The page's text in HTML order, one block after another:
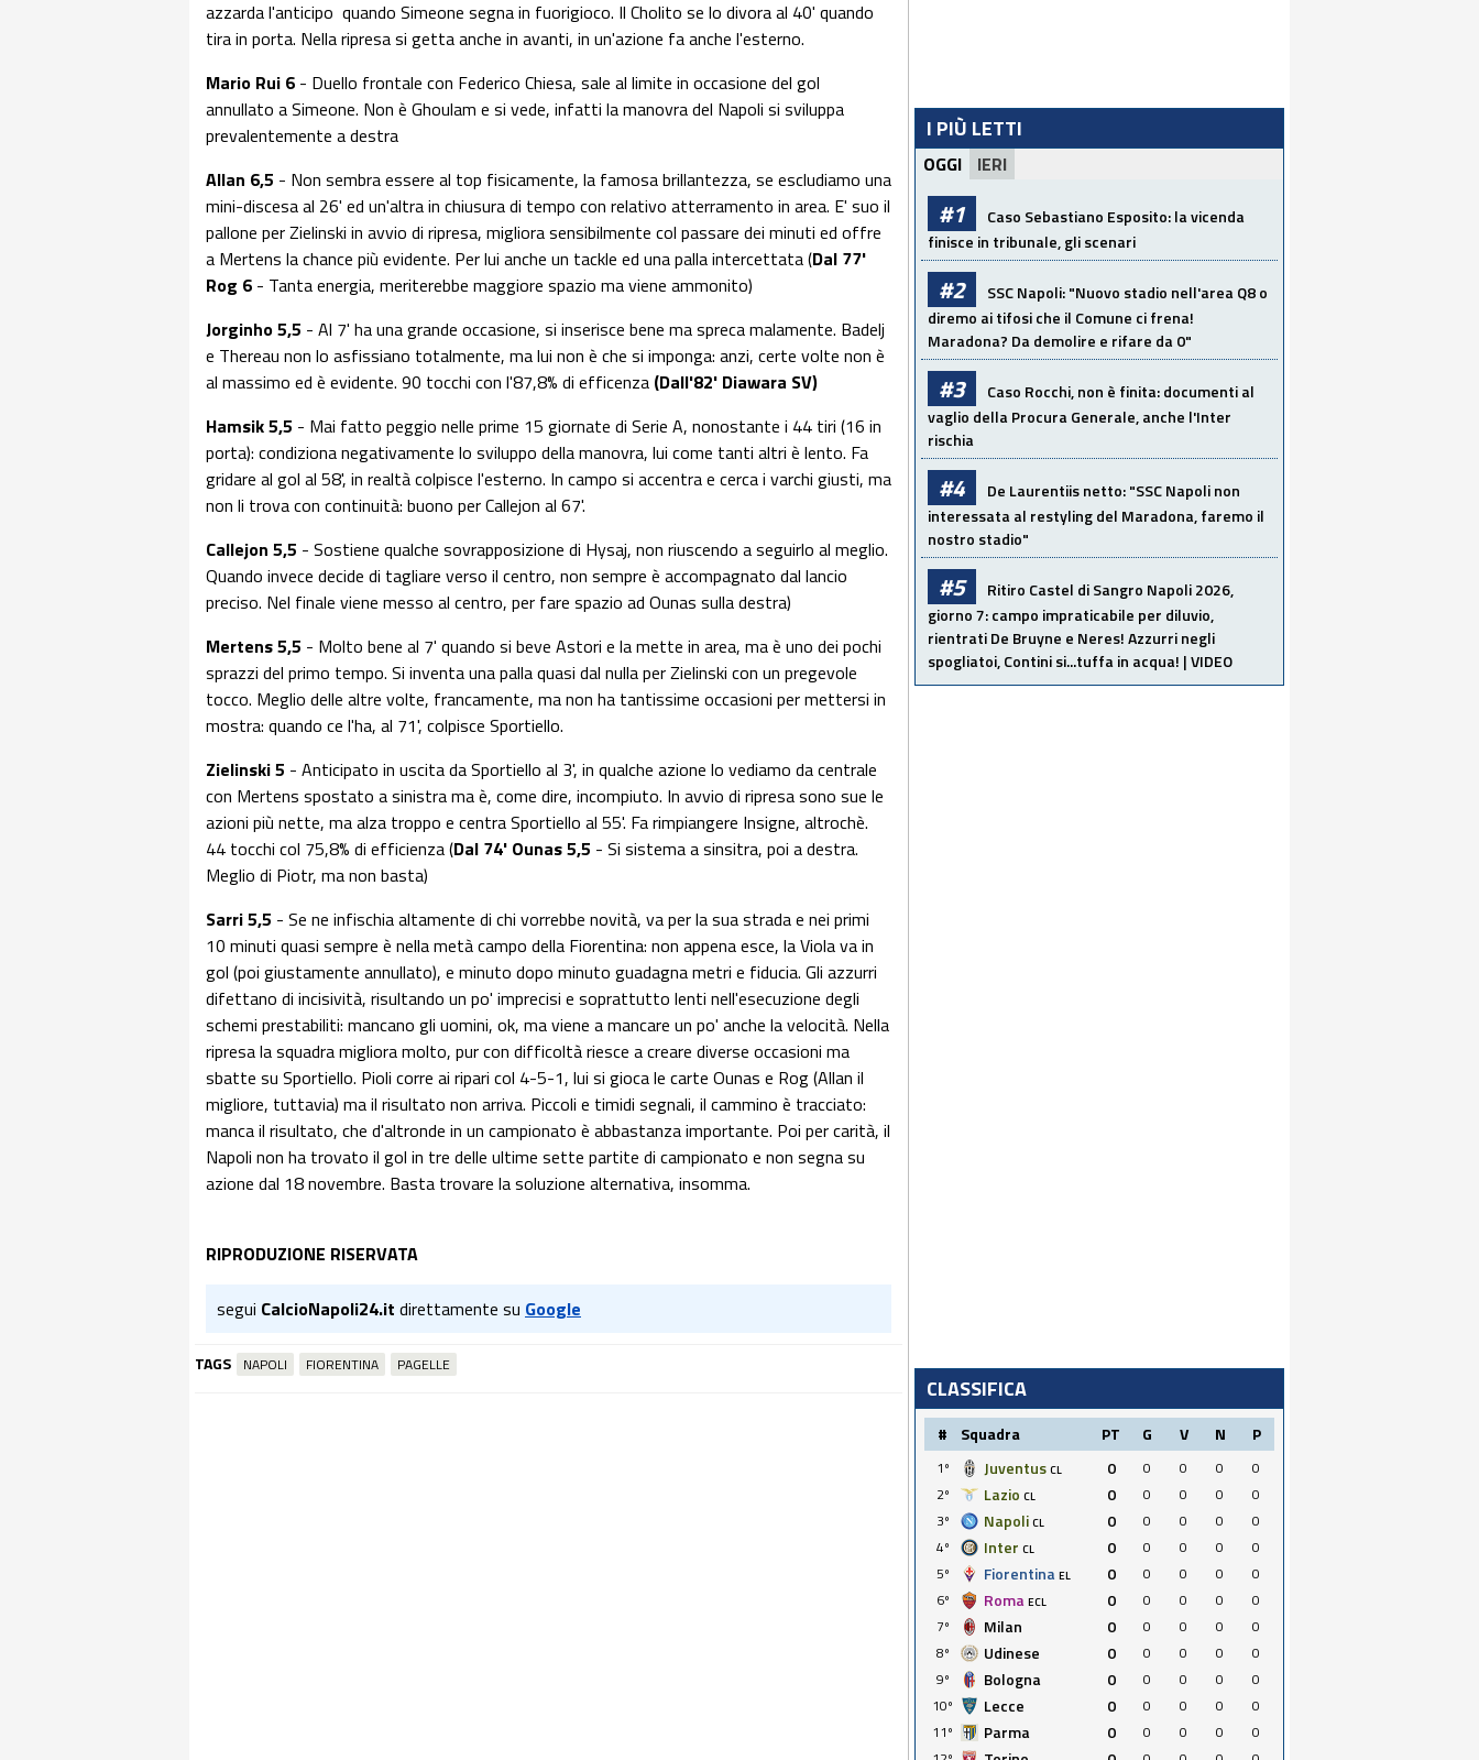
azzarda l'anticipo quando Simeone segna in fuorigioco. Il Cholito se lo divora al 40' quando
tira in porta. Nella ripresa si getta anche in avanti, in un'azione fa anche l'esterno.
Mario Rui 6 - Duello frontale con Federico Chiesa, sale al limite in occasione del gol
annullato a Simeone. Non è Ghoulam e si vede, infatti la manovra del Napoli si sviluppa
prevalentemente a destra
Allan 6,5 - Non sembra essere al top fisicamente, la famosa brillantezza, se escludiamo una
mini-discesa al 26' ed un'altra in chiusura di tempo con relativo atterramento in area. E' suo il
pallone per Zielinski in avvio di ripresa, migliora sensibilmente col passare dei minuti ed offre
a Mertens la chance più evidente. Per lui anche un tackle ed una palla intercettata (Dal 77'
Rog 6 - Tanta energia, meriterebbe maggiore spazio ma viene ammonito)
Jorginho 5,5 - Al 7' ha una grande occasione, si inserisce bene ma spreca malamente. Badelj
e Thereau non lo asfissiano totalmente, ma lui non è che si imponga: anzi, certe volte non è
al massimo ed è evidente. 90 tocchi con l'87,8% di efficenza (Dall'82' Diawara SV)
Hamsik 5,5 - Mai fatto peggio nelle prime 15 giornate di Serie A, nonostante i 44 tiri (16 in
porta): condiziona negativamente lo sviluppo della manovra, lui come tanti altri è lento. Fa
gridare al gol al 58', in realtà colpisce l'esterno. In campo si accentra e cerca i varchi giusti, ma
non li trova con continuità: buono per Callejon al 67'.
Callejon 5,5 - Sostiene qualche sovrapposizione di Hysaj, non riuscendo a seguirlo al meglio.
Quando invece decide di tagliare verso il centro, non sempre è accompagnato dal lancio
preciso. Nel finale viene messo al centro, per fare spazio ad Ounas sulla destra)
Mertens 5,5 - Molto bene al 7' quando si beve Astori e la mette in area, ma è uno dei pochi
sprazzi del primo tempo. Si inventa una palla quasi dal nulla per Zielinski con un pregevole
tocco. Meglio delle altre volte, francamente, ma non ha tantissime occasioni per mettersi in
mostra: quando ce l'ha, al 71', colpisce Sportiello.
Zielinski 5 - Anticipato in uscita da Sportiello al 3', in qualche azione lo vediamo da centrale
con Mertens spostato a sinistra ma è, come dire, incompiuto. In avvio di ripresa sono sue le
azioni più nette, ma alza troppo e centra Sportiello al 55'. Fa rimpiangere Insigne, altrochè.
44 tocchi col 75,8% di efficienza (Dal 74' Ounas 5,5 - Si sistema a sinsitra, poi a destra.
Meglio di Piotr, ma non basta)
Sarri 5,5 - Se ne infischia altamente di chi vorrebbe novità, va per la sua strada e nei primi
10 minuti quasi sempre è nella metà campo della Fiorentina: non appena esce, la Viola va in
gol (poi giustamente annullato), e minuto dopo minuto guadagna metri e fiducia. Gli azzurri
difettano di incisività, risultando un po' imprecisi e soprattutto lenti nell'esecuzione degli
schemi prestabiliti: mancano gli uomini, ok, ma viene a mancare un po' anche la velocità. Nella
ripresa la squadra migliora molto, pur con difficoltà riesce a creare diverse occasioni ma
sbatte su Sportiello. Pioli corre ai ripari col 4-5-1, lui si gioca le carte Ounas e Rog (Allan il
migliore, tuttavia) ma il risultato non arriva. Piccoli e timidi segnali, il cammino è tracciato:
manca il risultato, che d'altronde in un campionato è abbastanza importante. Poi per carità, il
Napoli non ha trovato il gol in tre delle ultime sette partite di campionato e non segna su
azione dal 18 novembre. Basta trovare la soluzione alternativa, insomma.
RIPRODUZIONE RISERVATA
segui CalcioNapoli24.it direttamente su Google
TAGS NAPOLI FIORENTINA PAGELLE
I PIÙ LETTI
OGGI IERI
#1
Caso Sebastiano Esposito: la vicenda
finisce in tribunale, gli scenari
#2
SSC Napoli: "Nuovo stadio nell'area Q8 o
diremo ai tifosi che il Comune ci frena!
Maradona? Da demolire e rifare da 0"
#3
Caso Rocchi, non è finita: documenti al
vaglio della Procura Generale, anche l'Inter
rischia
#4
De Laurentiis netto: "SSC Napoli non
interessata al restyling del Maradona, faremo il
nostro stadio"
#5
Ritiro Castel di Sangro Napoli 2026,
giorno 7: campo impraticabile per diluvio,
rientrati De Bruyne e Neres! Azzurri negli
spogliatoi, Contini si...tuffa in acqua! | VIDEO
CLASSIFICA
# Squadra PT G V N P
1º Juventus CL 0 0 0 0
0
2º
Lazio CL 0 0 0 0
0
3º
Napoli CL 0 0 0 0
0
4º
Inter CL 0 0 0 0
0
5º
Fiorentina EL 0 0 0 0
0
6º
Roma ECL 0 0 0 0
0
7º
Milan 0 0 0 0
0
8º
Udinese 0 0 0 0
0
9º
Bologna 0 0 0 0
0
10º
Lecce 0 0 0 0
0
11º
Parma 0 0 0 0
0